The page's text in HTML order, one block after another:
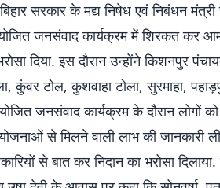
सरकार के मद्य निषेध एवं निबंधन
जनसंवाद कार्यक्रम में शिरकत कर
दिया. इस दौरान उन्होंने किशनपुर
कुंवर टोल, कुशवाहा टोला, सुरमाहा,
जनसंवाद कार्यक्रम के दौरान लोगों
से मिलने वाली लाभ की जानकारी
से बात कर निदान का भरोसा